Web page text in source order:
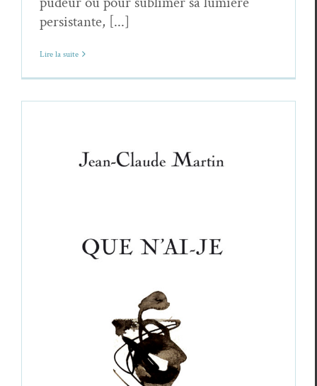
persistante, [...]
Lire la suite
Chronique du veilleur (27) – Jean-
Claude Martin,Que n’ai-je
Essais & Chroniques Jean-Claude Martin